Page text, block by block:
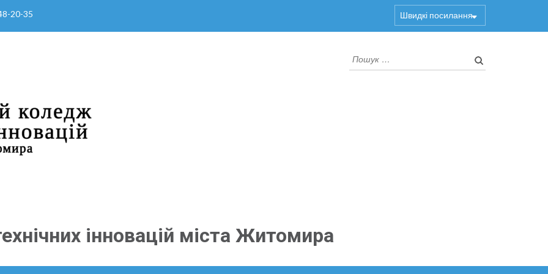
20-35 Швидкі посилання
інновацій міста Житомира
Пошук: